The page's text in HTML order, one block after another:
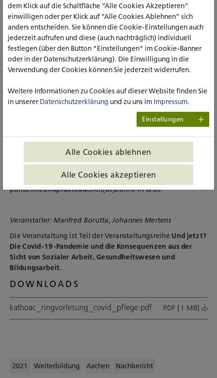
Susanne Kiepke-Ziemes, Dipl. Sozialpädagogin,
Projektkoordination für das Projekt: „Würdige
Sterbebegleitung“ Caritasverband für die Region Kempen-
Viersen e.V, Sprecherin der AG systemisch beraten, pflegen
und begleiten (DGSF) sowie Sprecherin der AG
(systemischen Trauer- u. Sterbebegleitung)
Jürgen Spicher, Dipl.-Sozialarbeiter; Caritasverband für das
Bistum Aachen e.V., Facharbeit und Sozialpolitik (Sozialen
Ende der Veranstaltung: ca. 18:00 Uhr
Anmeldung bis 31.05.2021 um 12:00 Uhr an:
pandemieundpraxis.aachen(at)katho-nrw.de
Veranstalter: Manfred Borutta, Johannes Mertens
Die Veranstaltung ist Teil der Veranstaltungsreihe Und jetzt?
Die Covid-19-Pandemie und die Konsequenzen aus der
Sicht von Sozialer Arbeit, Gesundheitswesen und
Bildungsarbeit.
DOWNLOADS
kathoac_ringvorlesung_covid_pflege.pdf PDF [1 MB]
2021 Weiterbildung Aachen Nachbericht
dem Klick auf die Schaltfläche “Alle Cookies Akzeptieren”
einwilligen oder per Klick auf “Alle Cookies Ablehnen” sich
anders entscheiden. Sie können die Cookie-Einstellungen auch
jederzeit aufrufen und diese (auch nachträglich) individuell
festlegen (über den Button "Einstellungen" im Cookie-Banner
oder in der Datenschutzerklärung). Die Einwilligung in die
Verwendung der Cookies können Sie jederzeit widerrufen.
Weitere Informationen zu Cookies auf dieser Website finden Sie
in unserer Datenschutzerklärung und zu uns im Impressum.
Einstellungen
Alle Cookies ablehnen
Alle Cookies akzeptieren